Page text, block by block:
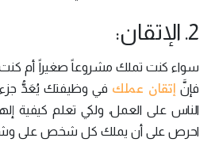
2. الإتقان:
سواء كنت تملك مشروعاً صغيراً أم
فإنَّ إتقان عملك في وظيفتك يُعَدُّ جزءاً
الناس على العمل، ولكي تعلم كيفية
احرص على أن يملك كل شخص على وشك